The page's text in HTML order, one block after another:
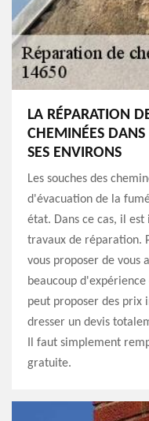
LA RÉPARATION
CHEMINÉES
SES ENVIRONS
Les souches des
d'évacuation de la
état. Dans ce cas, il
travaux de réparation.
vous proposer de vous
beaucoup
peut proposer des prix
dresser un devis
Il faut simplement
gratuite.